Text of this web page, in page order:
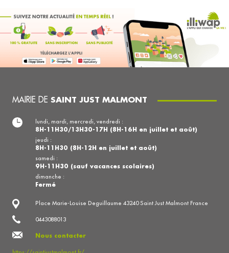
MAIRIE DE SAINT JUST MALMONT
Place Marie-Louise Deguillaume 43240 Saint Just Malmont France
0443088013
Nous contacter
lundi, mardi, mercredi, vendredi :
8H-11H30/13H30-17H (8H-16H en juillet et août)
jeudi :
8H-11H30 (8H-12H en juillet et août)
samedi :
9H-11H30 (sauf vacances scolaires)
dimanche :
Fermé